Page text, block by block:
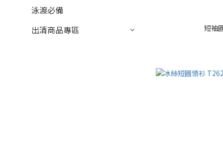
泳渡必備
出清商品專區
短袖